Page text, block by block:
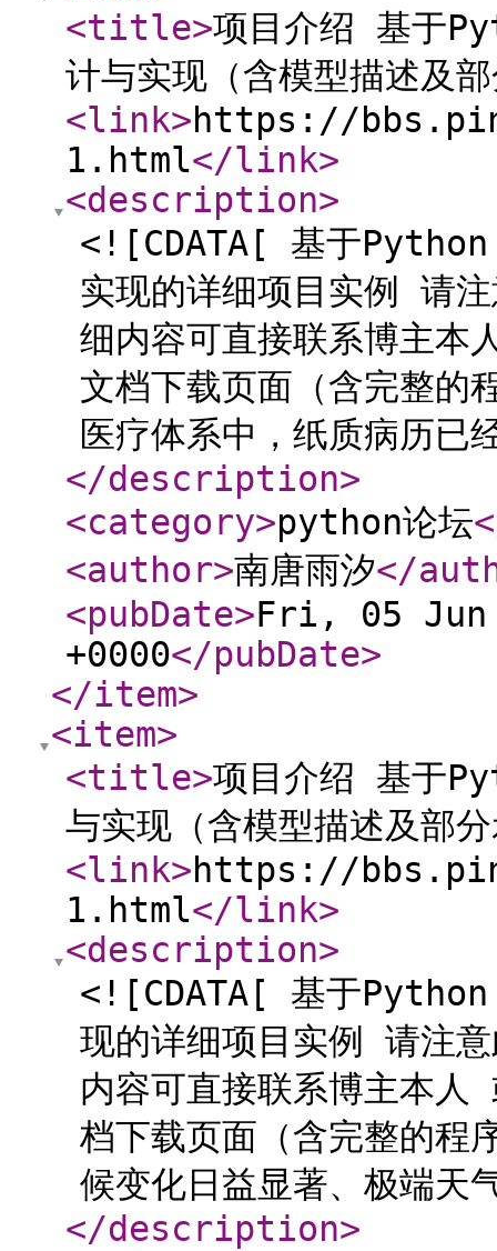
<title>项目介绍 基于
计与实现（含模型描述及
<link>https://
1.html</link>
<description>
<![CDATA[ 基于Python
实现的详细项目实例 请
细内容可直接联系博主本
文档下载页面（含完整的
医疗体系中，纸质病历
</description>
<category>python论坛
<author>南唐雨汐</
<pubDate>Fri, 05 Jun
+0000</pubDate>
</item>
<item>
<title>项目介绍 基于
与实现（含模型描述及部
<link>https://
1.html</link>
<description>
<![CDATA[ 基于Python
现的详细项目实例 请注
内容可直接联系博主本人
档下载页面（含完整的程
候变化日益显著、极端
</description>